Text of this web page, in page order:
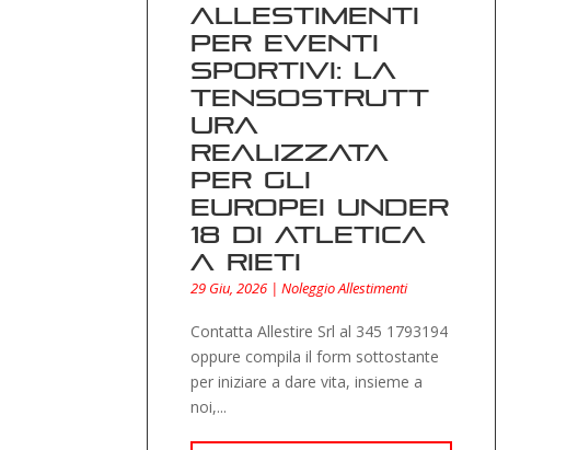
Allestimenti
per eventi
sportivi: la
tensostrutt
ura
realizzata
per gli
Europei Under
18 di Atletica
a Rieti
29 Giu, 2026 |Noleggio Allestimenti
Contatta Allestire Srl al 345 1793194
oppure compila il form sottostante
per iniziare a dare vita, insieme a
noi,...